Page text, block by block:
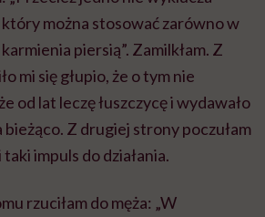
można stosować zarówno w
piersią”. Zamilkłam. Z
mi się głupio, że o tym nie
od lat leczę łuszczycę i wydawało
bieżąco. Z drugiej strony poczułam
impuls do działania.
rzuciłam do męża: „W